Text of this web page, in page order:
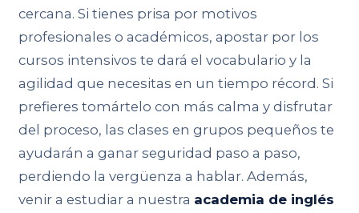
cercana. Si tienes prisa por motivos
profesionales o académicos, apostar por los
cursos intensivos te dará el vocabulario y la
agilidad que necesitas en un tiempo récord. Si
prefieres tomártelo con más calma y disfrutar
del proceso, las clases en grupos pequeños te
ayudarán a ganar seguridad paso a paso,
perdiendo la vergüenza a hablar. Además,
venir a estudiar a nuestra academia de inglés